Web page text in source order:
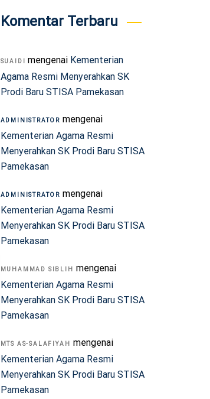
Komentar Terbaru
SUAIDI mengenai Kementerian
Agama Resmi Menyerahkan SK
Prodi Baru STISA Pamekasan
ADMINISTRATOR mengenai
Kementerian Agama Resmi
Menyerahkan SK Prodi Baru STISA
Pamekasan
ADMINISTRATOR mengenai
Kementerian Agama Resmi
Menyerahkan SK Prodi Baru STISA
Pamekasan
MUHAMMAD SIBLIH
mengenai
Kementerian Agama Resmi
Menyerahkan SK Prodi Baru STISA
Pamekasan
MTS AS-SALAFIYAH
mengenai
Kementerian Agama Resmi
Menyerahkan SK Prodi Baru STISA
Pamekasan